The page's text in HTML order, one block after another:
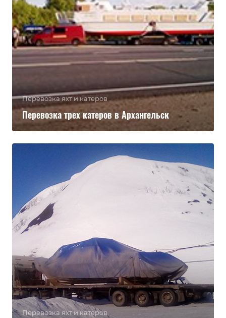
Перевозка яхт и катеров
Перевозка трех катеров в Архангельск
Перевозка яхт и катеров